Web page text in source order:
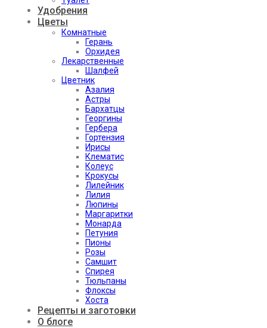
Удобрения
Цветы
Комнатные
Герань
Орхидея
Лекарственные
Шалфей
Цветник
Азалия
Астры
Бархатцы
Георгины
Гербера
Гортензия
Ирисы
Клематис
Колеус
Крокусы
Лилейник
Лилия
Люпины
Маргаритки
Монарда
Петуния
Пионы
Розы
Самшит
Спирея
Тюльпаны
Флоксы
Хоста
Рецепты и заготовки
О блоге